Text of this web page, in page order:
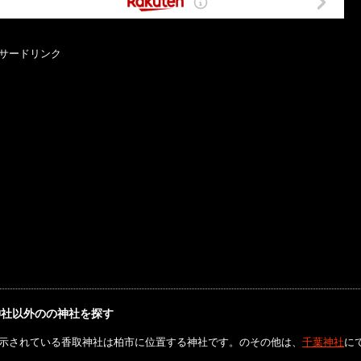
ードリンク
以外のの神社を探す
されている香取神社は柏市に位置する神社です。のその他は、 千葉神社に